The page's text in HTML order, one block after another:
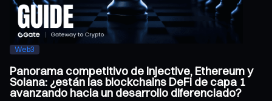
Web3
Panorama competitivo de Injective, Ethereum y
Solana: ¿están las blockchains DeFi de capa 1
avanzando hacia un desarrollo diferenciado?